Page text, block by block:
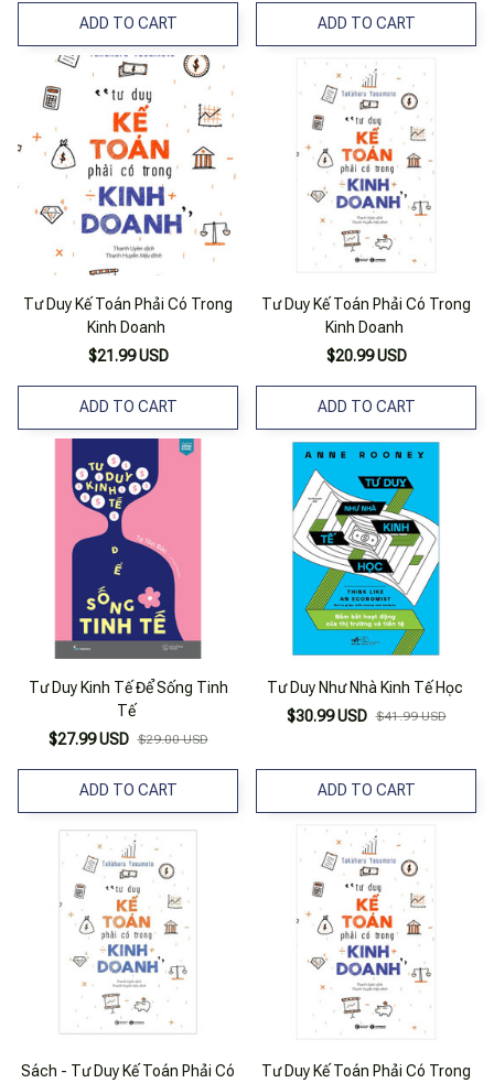
ADD TO CART ADD TO CART
Tư Duy Kế Toán Phải Có Trong
Kinh Doanh
$21.99 USD
ADD TO CART
Tư Duy Kế Toán Phải Có Trong
Kinh Doanh
$20.99 USD
ADD TO CART
Tư Duy Kinh Tế Để Sống Tinh
Tế
$27.99 USD $29.00 USD
ADD TO CART
Tư Duy Như Nhà Kinh Tế Học
$30.99 USD $41.99 USD
ADD TO CART
Sách - Tư Duy Kế Toán Phải Có
Tư Duy Kế Toán Phải Có Trong